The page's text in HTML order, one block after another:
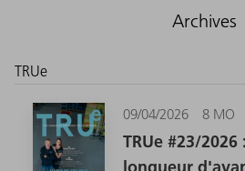
Archives
TRUe
09/04/2026 8 MO
TRUe #23/2026
longueur